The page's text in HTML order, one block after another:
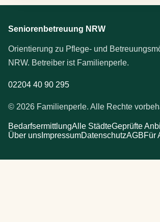
Seniorenbetreuung NRW
Orientierung zu Pflege- und
NRW. Betreiber ist Familienperle.
02204 40 90 295
© 2026 Familienperle. Alle Rechte
BedarfsermittlungAlle StädteGeprüfte
Über uns ImpressumDatenschutzAGBFür